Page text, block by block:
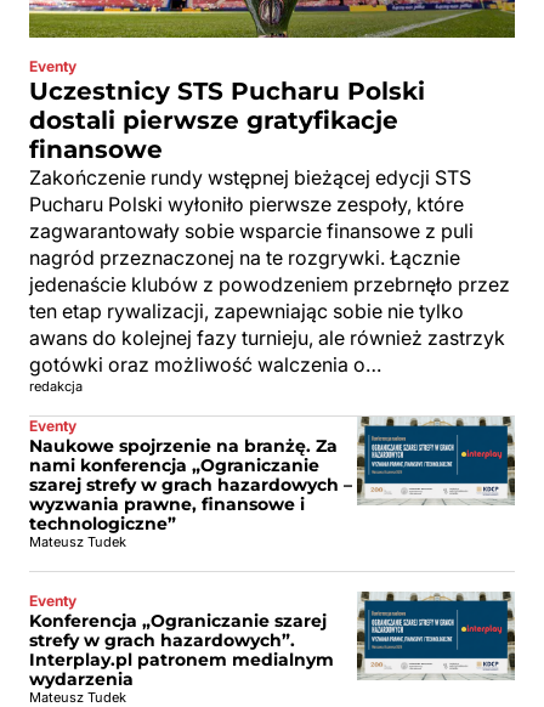
Eventy
Uczestnicy STS Pucharu Polski
dostali pierwsze gratyfikacje
finansowe
Zakończenie rundy wstępnej bieżącej edycji STS
Pucharu Polski wyłoniło pierwsze zespoły, które
zagwarantowały sobie wsparcie finansowe z puli
nagród przeznaczonej na te rozgrywki. Łącznie
jedenaście klubów z powodzeniem przebrnęło przez
ten etap rywalizacji, zapewniając sobie nie tylko
awans do kolejnej fazy turnieju, ale również zastrzyk
gotówki oraz możliwość walczenia o…
redakcja
Eventy
Naukowe spojrzenie na branżę. Za
nami konferencja „Ograniczanie
szarej strefy w grach hazardowych –
wyzwania prawne, finansowe i
technologiczne”
Mateusz Tudek
Eventy
Konferencja „Ograniczanie szarej
strefy w grach hazardowych”.
Interplay.pl patronem medialnym
wydarzenia
Mateusz Tudek